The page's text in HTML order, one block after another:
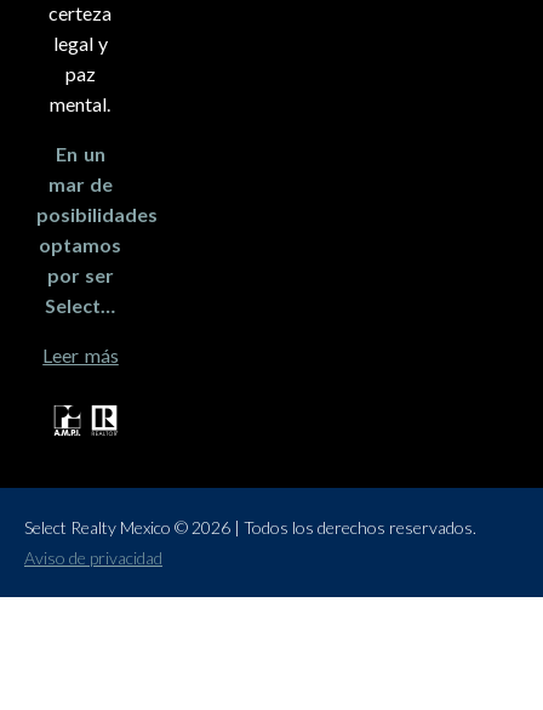
certeza
legal y
paz
mental.
En un
mar de
posibilidades
optamos
por ser
Select…
Leer más
Select Realty Mexico © 2026 | Todos los derechos reservados.
Aviso de privacidad